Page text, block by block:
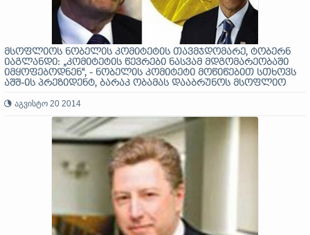
მსოფლიოს ნობელის კომიტეტის თავმჯდომარე, ტობერნ
იაგლანდი: „კომიტეტის წევრები ნასვამ მდგომარეობაში
იმყოფებოდნენ“, - ნობელის კომიტეტი მოწიწებით სთხოვს
აშშ-ის პრეზიდენტ, ბარაკ ობამას დააბრუნოს მსოფლიო
აგვისტო 20 2014